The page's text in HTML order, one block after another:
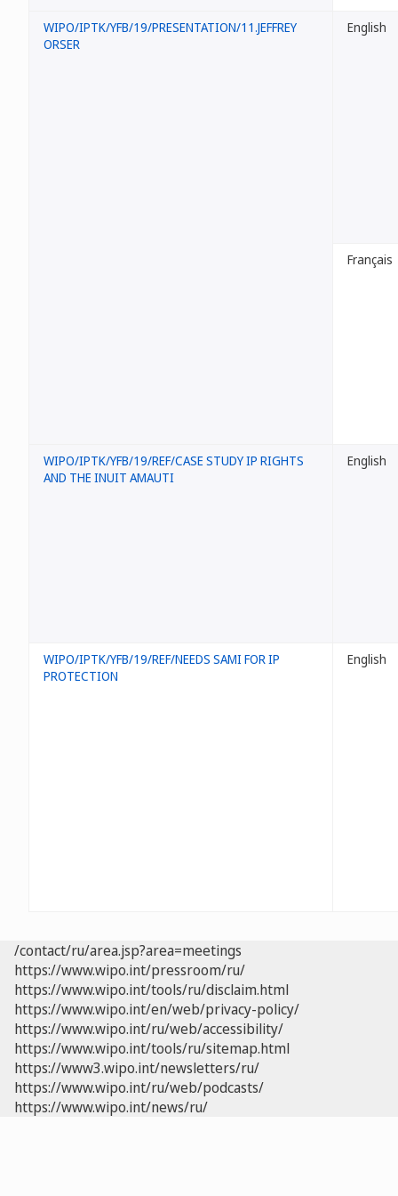
WIPO/IPTK/YFB/19/PRESENTATION/11.JEFFREY
ORSER
English
Français
WIPO/IPTK/YFB/19/REF/CASE STUDY IP RIGHTS
AND THE INUIT AMAUTI
English
WIPO/IPTK/YFB/19/REF/NEEDS SAMI FOR IP
PROTECTION
English
/contact/ru/area.jsp?area=meetings
https://www.wipo.int/pressroom/ru/
https://www.wipo.int/tools/ru/disclaim.html
https://www.wipo.int/en/web/privacy-policy/
https://www.wipo.int/ru/web/accessibility/
https://www.wipo.int/tools/ru/sitemap.html
https://www3.wipo.int/newsletters/ru/
https://www.wipo.int/ru/web/podcasts/
https://www.wipo.int/news/ru/